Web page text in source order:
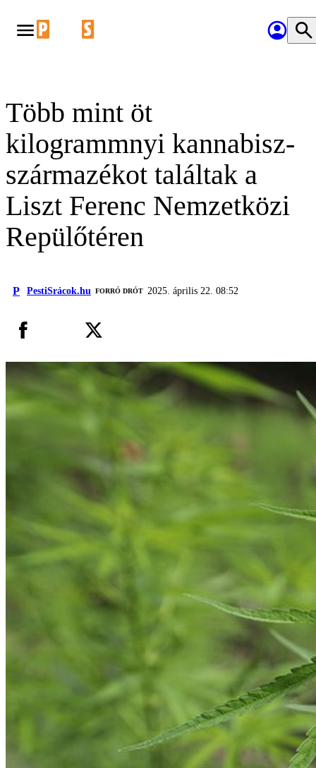
Több mint öt
kilogrammnyi kannabisz-
származékot találtak a
Liszt Ferenc Nemzetközi
Repülőtéren
P PestiSrácok.hu FORRÓ DRÓT 2025. április 22. 08:52